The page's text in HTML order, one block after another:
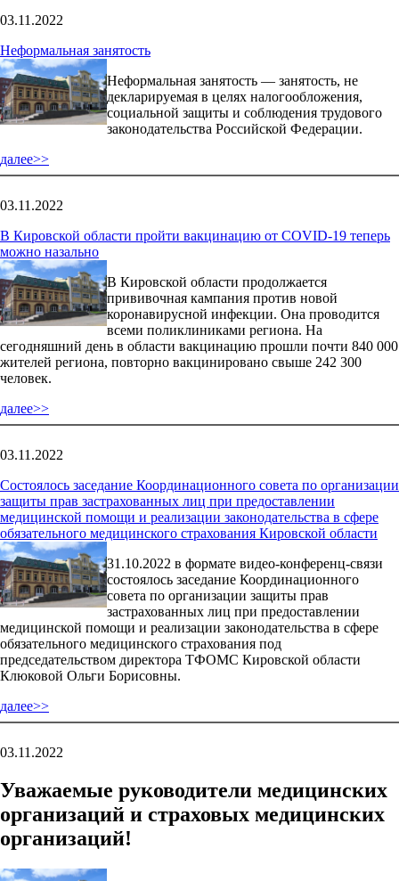
03.11.2022
Неформальная занятость
Неформальная занятость — занятость, не
декларируемая в целях налогообложения,
социальной защиты и соблюдения трудового
законодательства Российской Федерации.
далее>>
03.11.2022
В Кировской области пройти вакцинацию от COVID-19 теперь
можно назально
В Кировской области продолжается
прививочная кампания против новой
коронавирусной инфекции. Она проводится
всеми поликлиниками региона. На
сегодняшний день в области вакцинацию прошли почти 840 000
жителей региона, повторно вакцинировано свыше 242 300
человек.
далее>>
03.11.2022
Состоялось заседание Координационного совета по организации
защиты прав застрахованных лиц при предоставлении
медицинской помощи и реализации законодательства в сфере
обязательного медицинского страхования Кировской области
31.10.2022 в формате видео-конференц-связи
состоялось заседание Координационного
совета по организации защиты прав
застрахованных лиц при предоставлении
медицинской помощи и реализации законодательства в сфере
обязательного медицинского страхования под
председательством директора ТФОМС Кировской области
Клюковой Ольги Борисовны.
далее>>
03.11.2022
Уважаемые руководители медицинских
организаций и страховых медицинских
организаций!